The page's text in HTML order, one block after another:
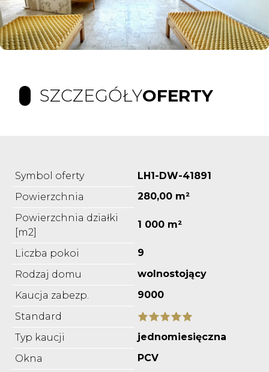
SZCZEGÓŁYOFERTY
Symbol oferty
LH1-DW-41891
Powierzchnia
280,00 m²
Powierzchnia działki
[m2]
1 000 m²
Liczba pokoi
9
Rodzaj domu
wolnostojący
Kaucja zabezp.
9000
Standard
Typ kaucji
jednomiesięczna
Okna
PCV